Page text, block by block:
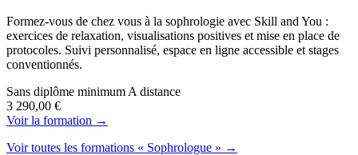
Formez-vous de chez vous à la sophrologie avec Skill and You :
exercices de relaxation, visualisations positives et mise en place de
protocoles. Suivi personnalisé, espace en ligne accessible et stages
conventionnés.
Sans diplôme minimum A distance
3 290,00 €
Voir la formation →
Voir toutes les formations « Sophrologue » →